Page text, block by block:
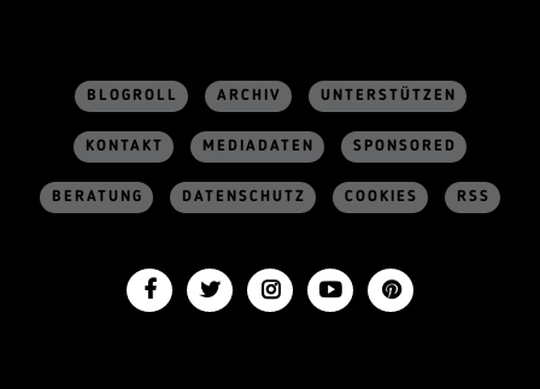
BLOGROLL ARCHIV UNTERSTÜTZEN
KONTAKT MEDIADATEN SPONSORED
BERATUNG DATENSCHUTZ COOKIES RSS